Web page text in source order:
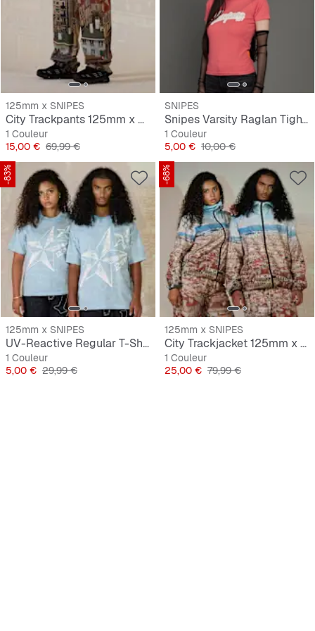
125mm x SNIPES
City Trackpants 125mm x SNIPES
1 Couleur
Prix
15,00 € Prix original
69,99 €
SNIPES
Snipes Varsity Raglan Tight Tee
1 Couleur
Prix
5,00 € Prix original
10,00 €
-83%
125mm x SNIPES
UV-Reactive Regular T-Shirt 125mm x SNIPES
1 Couleur
Prix
5,00 € Prix original
29,99 €
-68%
125mm x SNIPES
City Trackjacket 125mm x SNIPES
1 Couleur
Prix
25,00 € Prix original
79,99 €